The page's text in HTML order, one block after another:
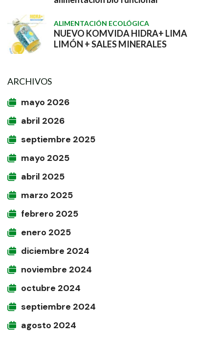
ALIMENTACIÓN ECOLÓGICA
NUEVO KOMVIDA HIDRA+ LIMA
LIMÓN + SALES MINERALES
ARCHIVOS
mayo 2026
abril 2026
septiembre 2025
mayo 2025
abril 2025
marzo 2025
febrero 2025
enero 2025
diciembre 2024
noviembre 2024
octubre 2024
septiembre 2024
agosto 2024